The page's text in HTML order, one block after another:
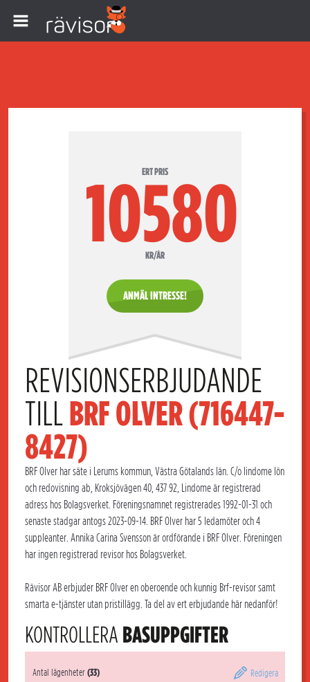
ERT PRIS
10580
KR/ÅR
ANMÄL INTRESSE!
REVISIONSERBJUDANDE
TILL BRF OLVER (716447-
8427)
BRF Olver har säte i Lerums kommun, Västra Götalands län. C/o lindome lön
och redovisning ab, Kroksjövägen 40, 437 92, Lindome är registrerad
adress hos Bolagsverket. Föreningsnamnet registrerades 1992-01-31 och
senaste stadgar antogs 2023-09-14. BRF Olver har 5 ledamöter och 4
suppleanter. Annika Carina Svensson är ordförande i BRF Olver. Föreningen
har ingen registrerad revisor hos Bolagsverket.
Rävisor AB erbjuder BRF Olver en oberoende och kunnig Brf-revisor samt
smarta e-tjänster utan pristillägg. Ta del av ert erbjudande här nedanför!
KONTROLLERA BASUPPGIFTER
Antal lägenheter(33) Redigera